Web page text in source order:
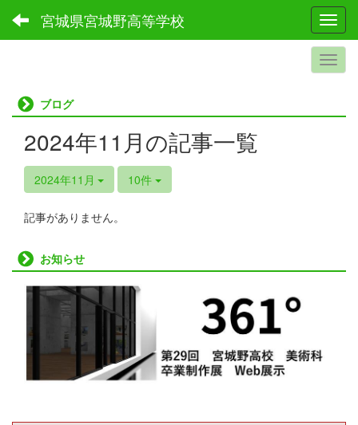
宮城県宮城野高等学校
ブログ
2024年11月の記事一覧
2024年11月 10件
記事がありません。
お知らせ